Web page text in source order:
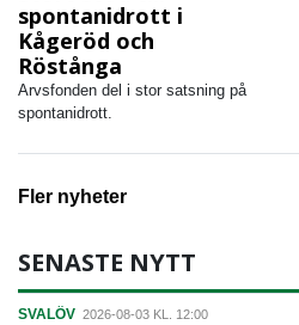
spontanidrott i
Kågeröd och
Röstånga
Arvsfonden del i stor satsning på
spontanidrott.
Fler nyheter
SENASTE NYTT
SVALÖV 2026-08-03 KL. 12:00